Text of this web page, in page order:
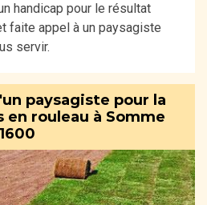
handicap pour le résultat
faite appel à un paysagiste
servir.
paysagiste pour la
en rouleau à Somme